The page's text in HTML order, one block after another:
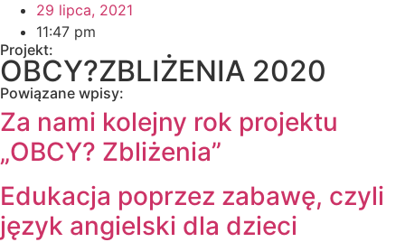
29 lipca, 2021
11:47 pm
Projekt:
OBCY?ZBLIŻENIA 2020
Powiązane wpisy:
Za nami kolejny rok projektu
„OBCY? Zbliżenia”
Edukacja poprzez zabawę, czyli
język angielski dla dzieci